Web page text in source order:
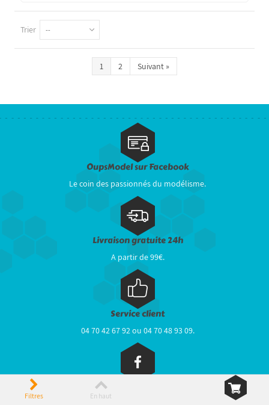
Trier --
1 2 Suivant»
OupsModel sur Facebook
Le coin des passionnés du modélisme.
Livraison gratuite 24h
A partir de 99€.
Service client
04 70 42 67 92 ou 04 70 48 93 09.
Paiements sécurisés
Filtres En haut